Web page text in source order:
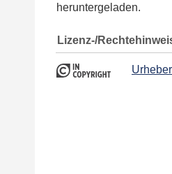
heruntergeladen.
Lizenz-/